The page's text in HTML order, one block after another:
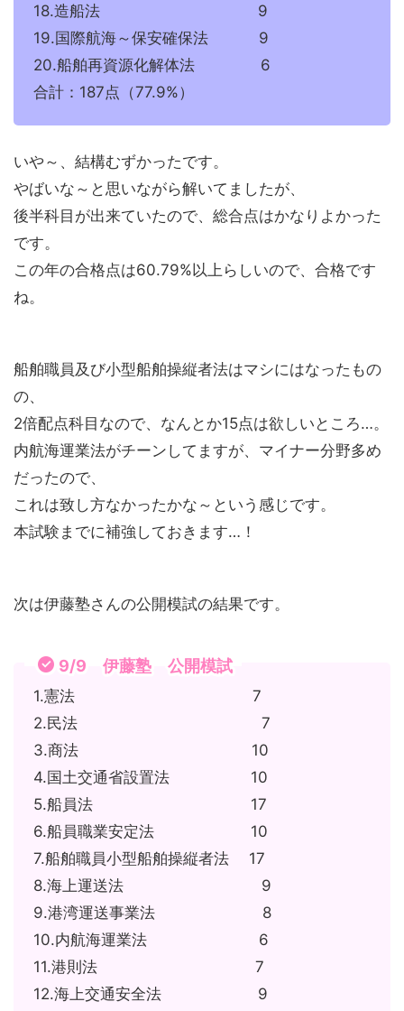
18.造船法 9
19.国際航海～保安確保法 9
20.船舶再資源化解体法 6
合計：187点（77.9%）
いや～、結構むずかったです。
やばいな～と思いながら解いてましたが、
後半科目が出来ていたので、総合点はかなりよかった
です。
この年の合格点は60.79%以上らしいので、合格です
ね。
船舶職員及び小型船舶操縦者法はマシにはなったもの
の、
2倍配点科目なので、なんとか15点は欲しいところ…。
内航海運業法がチーンしてますが、マイナー分野多め
だったので、
これは致し方なかったかな～という感じです。
本試験までに補強しておきます…！
次は伊藤塾さんの公開模試の結果です。
9/9 伊藤塾 公開模試
1.憲法 7
2.民法 7
3.商法 10
4.国土交通省設置法 10
5.船員法 17
6.船員職業安定法 10
7.船舶職員小型船舶操縦者法 17
8.海上運送法 9
9.港湾運送事業法 8
10.内航海運業法 6
11.港則法 7
12.海上交通安全法 9